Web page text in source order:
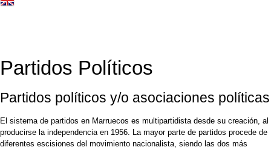
Partidos Políticos
Partidos políticos y/o asociaciones políticas
El sistema de partidos en Marruecos es multipartidista desde su creación, al
producirse la independencia en 1956. La mayor parte de partidos procede de
diferentes escisiones del movimiento nacionalista, siendo las dos más